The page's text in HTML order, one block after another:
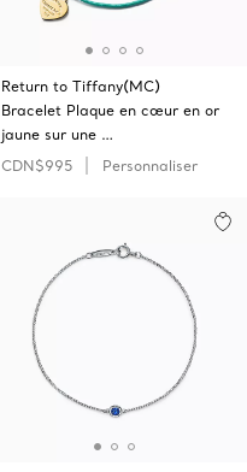
Return to Tiffany(MC)
Bracelet Plaque en cœur en or
jaune sur une …
CDN$995
Personnaliser